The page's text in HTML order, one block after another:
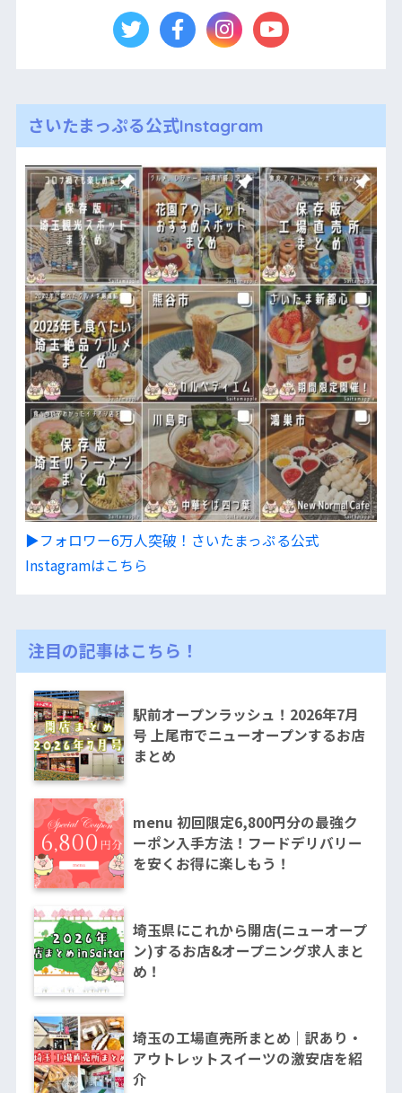
さいたまっぷる公式Instagram
▶︎フォロワー6万人突破！さいたまっぷる公式
Instagramはこちら
注目の記事はこちら！
駅前オープンラッシュ！2026年7月
号 上尾市でニューオープンするお店
まとめ
menu 初回限定6,800円分の最強ク
ーポン入手方法！フードデリバリー
を安くお得に楽しもう！
埼玉県にこれから開店(ニューオープ
ン)するお店&オープニング求人まと
め！
埼玉の工場直売所まとめ｜訳あり・
アウトレットスイーツの激安店を紹
介